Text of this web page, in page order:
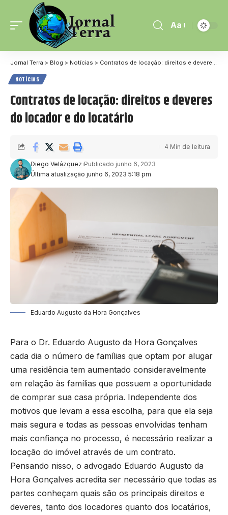
Aa
Jornal Terra > Blog > Notícias > Contratos de locação: direitos e deveres do locador e do locatário
NOTÍCIAS
Contratos de locação: direitos e deveres
do locador e do locatário
Última atualização junho 6, 2023 5:18 pm
Diego Velázquez Publicado junho 6, 2023
4 Min de leitura
Eduardo Augusto da Hora Gonçalves
Para o Dr. Eduardo Augusto da Hora Gonçalves
cada dia o número de famílias que optam por alugar
uma residência tem aumentado consideravelmente
em relação às famílias que possuem a oportunidade
de comprar sua casa própria. Independente dos
motivos que levam a essa escolha, para que ela seja
mais segura e todas as pessoas envolvidas tenham
mais confiança no processo, é necessário realizar a
locação do imóvel através de um contrato.
Pensando nisso, o advogado Eduardo Augusto da
Hora Gonçalves acredita ser necessário que todas as
partes conheçam quais são os principais direitos e
deveres, tanto dos locadores quanto dos locatários,